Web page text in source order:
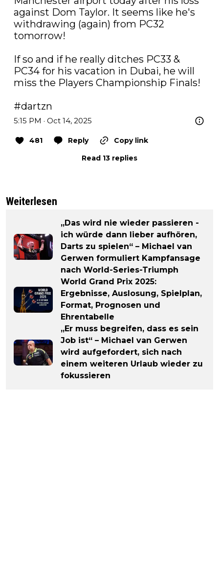
against Dom Taylor. It seems like he's
withdrawing (again) from PC32
tomorrow!
If so and if he really ditches PC33 &
PC34 for his vacation in Dubai, he will
miss the Players Championship Finals!
#dartzn
5:15 PM · Oct 14, 2025
481 Reply
Copy link
Read 13 replies
Weiterlesen
„Das wird nie wieder passieren -
ich würde dann lieber aufhören,
Darts zu spielen“ – Michael van
Gerwen formuliert Kampfansage
nach World-Series-Triumph
World Grand Prix 2025:
Ergebnisse, Auslosung, Spielplan,
Format, Prognosen und
Ehrentabelle
„Er muss begreifen, dass es sein
Job ist“ – Michael van Gerwen
wird aufgefordert, sich nach
einem weiteren Urlaub wieder zu
fokussieren